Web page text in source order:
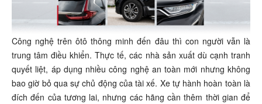
Công nghệ trên ôtô thông minh đến đâu thì con người vẫn là
trung tâm điều khiển. Thực tế, các nhà sản xuất dù cạnh tranh
quyết liệt, áp dụng nhiều công nghệ an toàn mới nhưng không
bao giờ bỏ qua sự chủ động của tài xế. Xe tự hành hoàn toàn là
đích đến của tương lai, nhưng các hãng cần thêm thời gian để